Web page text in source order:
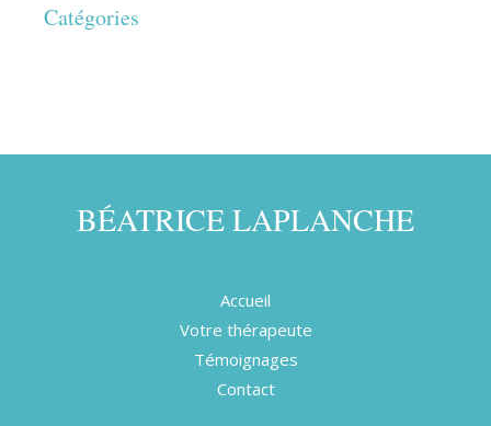
Catégories
BÉATRICE LAPLANCHE
Accueil
Votre thérapeute
Témoignages
Contact